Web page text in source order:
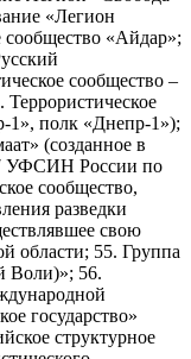
«Легион
сообщество «Айдар»;
сообщество –
1», полк «Днепр-1»);
(созданное в
УФСИН России по
сообщество,
разведки
свою
области; 55. Группа
Воли)»; 56.
государство»
структурное